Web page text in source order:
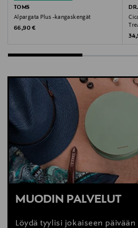
contacten@primadonna.com
Avainsanat
PrimaDonna, alusasut,
TOMS
Alpargata Plus -kangaskengät
Original Price
66,90 €
MUODIN PALVELUT
Löydä tyylisi jokaiseen päivään